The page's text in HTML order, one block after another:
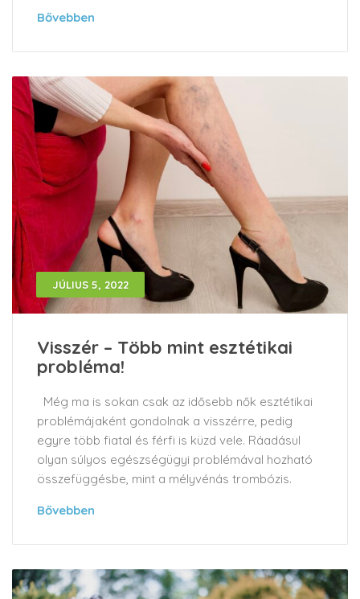
Bővebben
JÚLIUS 5, 2022
Visszér – Több mint esztétikai
probléma!
Még ma is sokan csak az idősebb nők esztétikai
problémájaként gondolnak a visszérre, pedig
egyre több fiatal és férfi is küzd vele. Ráadásul
olyan súlyos egészségügyi problémával hozható
összefüggésbe, mint a mélyvénás trombózis.
Bővebben